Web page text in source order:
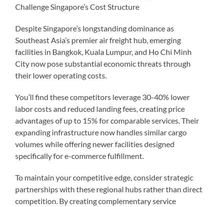
Challenge Singapore’s Cost Structure
Despite Singapore’s longstanding dominance as
Southeast Asia’s premier air freight hub, emerging
facilities in Bangkok, Kuala Lumpur, and Ho Chi Minh
City now pose substantial economic threats through
their lower operating costs.
You’ll find these competitors leverage 30-40% lower
labor costs and reduced landing fees, creating price
advantages of up to 15% for comparable services. Their
expanding infrastructure now handles similar cargo
volumes while offering newer facilities designed
specifically for e-commerce fulfillment.
To maintain your competitive edge, consider strategic
partnerships with these regional hubs rather than direct
competition. By creating complementary service